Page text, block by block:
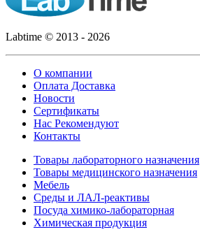
Labtime © 2013 - 2026
О компании
Оплата Доставка
Новости
Сертификаты
Нас Рекомендуют
Контакты
Товары лабораторного назначения
Товары медицинского назначения
Мебель
Среды и ЛАЛ-реактивы
Посуда химико-лабораторная
Химическая продукция